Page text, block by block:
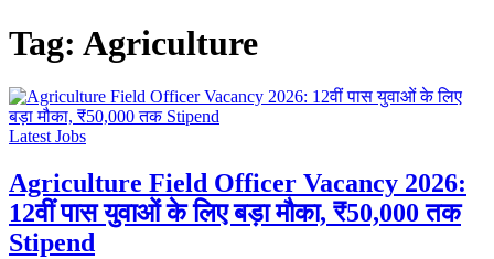
Tag: Agriculture
Latest Jobs
Agriculture Field Officer Vacancy 2026:
12वीं पास युवाओं के लिए बड़ा मौका, ₹50,000 तक
Stipend